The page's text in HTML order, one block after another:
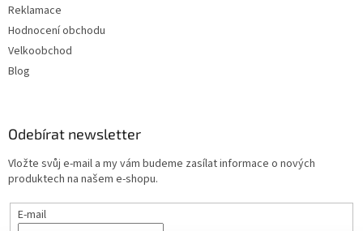
Reklamace
Hodnocení obchodu
Velkoobchod
Blog
Odebírat newsletter
Vložte svůj e-mail a my vám budeme zasílat informace o nových
produktech na našem e-shopu.
E-mail